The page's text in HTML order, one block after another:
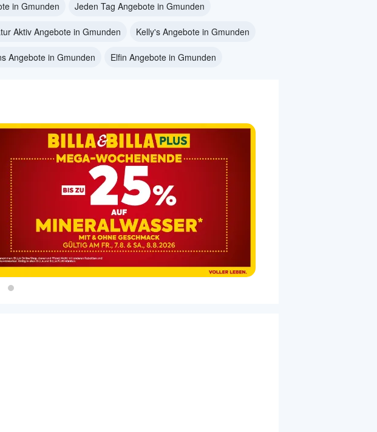
in Gmunden Jeden Tag Angebote in Gmunden
Aktiv Angebote in Gmunden Kelly's Angebote in Gmunden
Angebote in Gmunden Elfin Angebote in Gmunden